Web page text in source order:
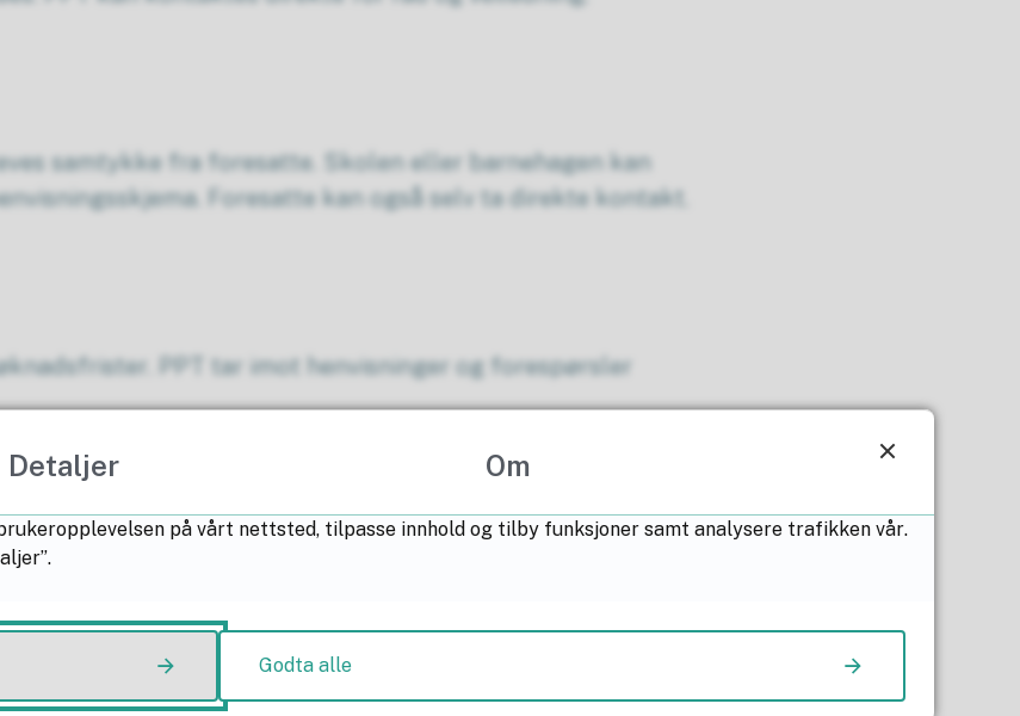
samtykke fra foresatte. Skolen eller barnehagen kan
Foresatte kan også selv ta direkte kontakt.
PPT tar imot henvisninger og forespørsler
unge og foresatte.
Detaljer Om
på vårt nettsted, tilpasse innhold og tilby funksjoner samt analysere trafikken vår.
Godta alle